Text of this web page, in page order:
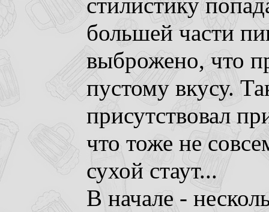
стилистику
большей части
выброжено, что
пустому вкусу.
присутствовал
что тоже не
сухой стаут...
В начале -